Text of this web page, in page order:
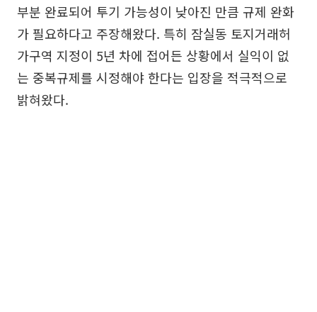
부분 완료되어 투기 가능성이 낮아진 만큼 규제 완화
가 필요하다고 주장해왔다. 특히 잠실동 토지거래허
가구역 지정이 5년 차에 접어든 상황에서 실익이 없
는 중복규제를 시정해야 한다는 입장을 적극적으로
밝혀왔다.